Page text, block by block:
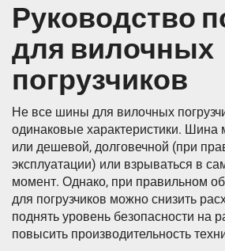
Руководство
для вилочных
погрузчиков
Не все шины для вилочных
одинаковые характеристики. Шина
или дешевой, долговечной (при
эксплуатации) или взрываться в
момент. Однако, при правильном
для погрузчиков можно снизить
поднять уровень безопасности на
повысить производительность